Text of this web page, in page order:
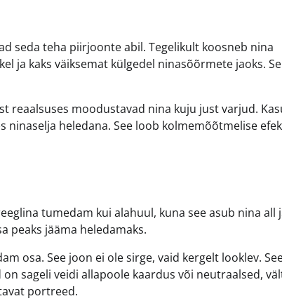
seda teha piirjoonte abil. Tegelikult koosneb nina
ja kaks väiksemat külgedel ninasõõrmete jaoks.
reaalsuses moodustavad nina kuju just varjud.
heledana. See loob kolmemõõtmelise
tumedam kui alahuul, kuna see asub nina all
peaks jääma heledamaks.
osa. See joon ei ole sirge, vaid kergelt looklev.
sageli veidi allapoole kaardus või neutraalsed,
portreed.